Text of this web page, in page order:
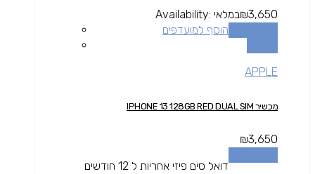
₪3,650
Availability: במלאי
הוסף למועדפים
APPLE
מכשיר IPHONE 13 128GB RED DUAL SIM
₪3,650
דואל סים פיזי אחריות ל 12 חודשים